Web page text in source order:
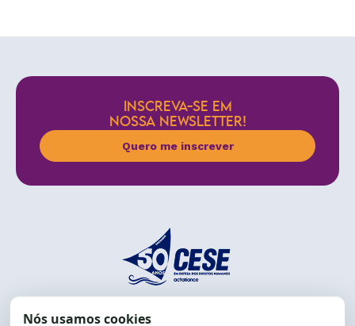
INSCREVA-SE EM
NOSSA NEWSLETTER!
Quero me inscrever
End.: R. da Graça, 150. Graça